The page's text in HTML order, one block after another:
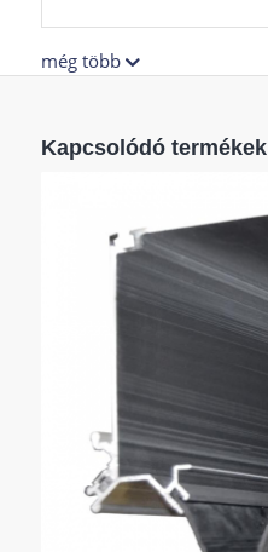
még több
Kapcsolódó termékek